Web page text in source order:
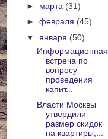
► марта (31)
► февраля (45)
▼ января (50)
Информационная
встреча по
вопросу
проведения
капит...
Власти Москвы
утвердили
размер скидок
на квартиры,...